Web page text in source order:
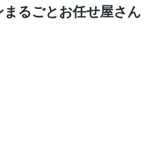
るごとお任せ屋さん